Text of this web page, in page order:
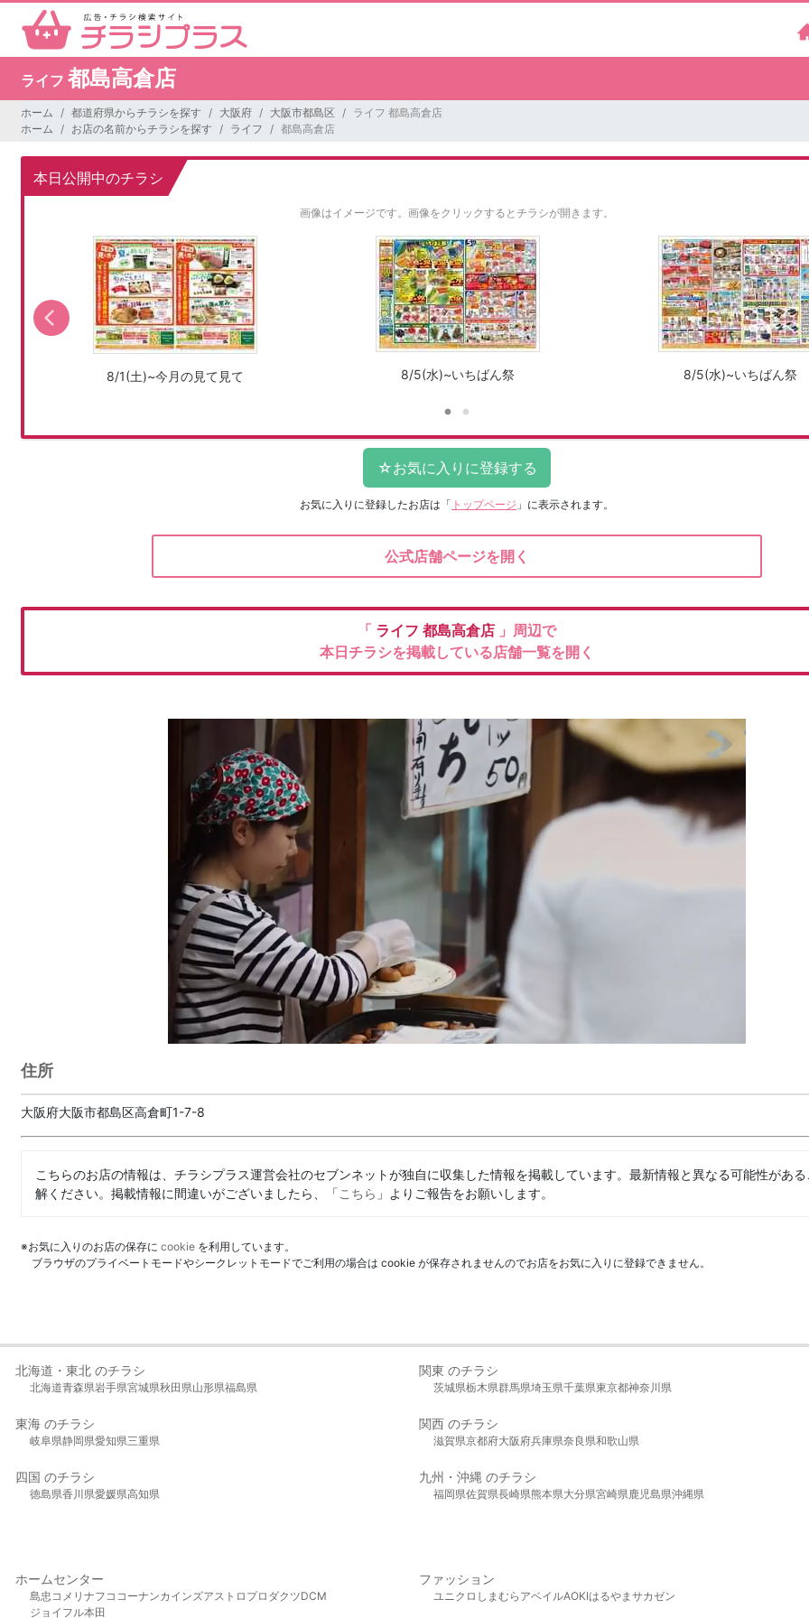
ライフ 都島高倉店
ホーム 都道府県からチラシを探す 大阪府 大阪市都島区
ライフ 都島高倉店
ホーム
お店の名前からチラシを探す ライフ 都島高倉店
本日公開中のチラシ
画像はイメージです。 画像をクリックするとチラシが開きます。
8/1(土)~今月の見て見て 8/5(水)~いちばん祭 8/5(水)~いちばん祭
お気に入りに登録したお店は 「 トップページ 」に表示されます。
公式店舗ページを開く
「 ライフ 都島高倉店 」周辺で
本日チラシを掲載している店舗一覧を開く
住所
大阪府大阪市都島区高倉町1-7-8
こちらのお店の情報は、チラシプラス運営会社のセブンネットが独自に収集した情報を掲載しています。最新情報と異なる可能性があ
解ください。掲載情報に間違いがございましたら、「こちら 」よりご報告をお願いします。
※お気に入りのお店の保存に cookie を利用しています。
ブラウザのプライベートモードやシークレットモードでご利用の場合は cookie が保存されませんのでお店をお気に入りに登録できません。
北海道・東北 のチラシ
北海道青森県岩手県宮城県秋田県山形県福島県
関東 のチラシ
茨城県栃木県群馬県埼玉県千葉県東京都神奈川県
東海 のチラシ
岐阜県静岡県愛知県三重県
関西 のチラシ
滋賀県京都府大阪府兵庫県奈良県和歌山県
四国 のチラシ
徳島県香川県愛媛県高知県
九州・沖縄 のチラシ
福岡県佐賀県長崎県熊本県大分県宮崎県鹿児島県沖縄県
ホームセンター
島忠 コメリ ナフコ コーナンカインズアストロプロダクツDCM
ジョイフル本田
ファッション
ユニクロ しまむら アベイルAOKIはるやま サカゼン